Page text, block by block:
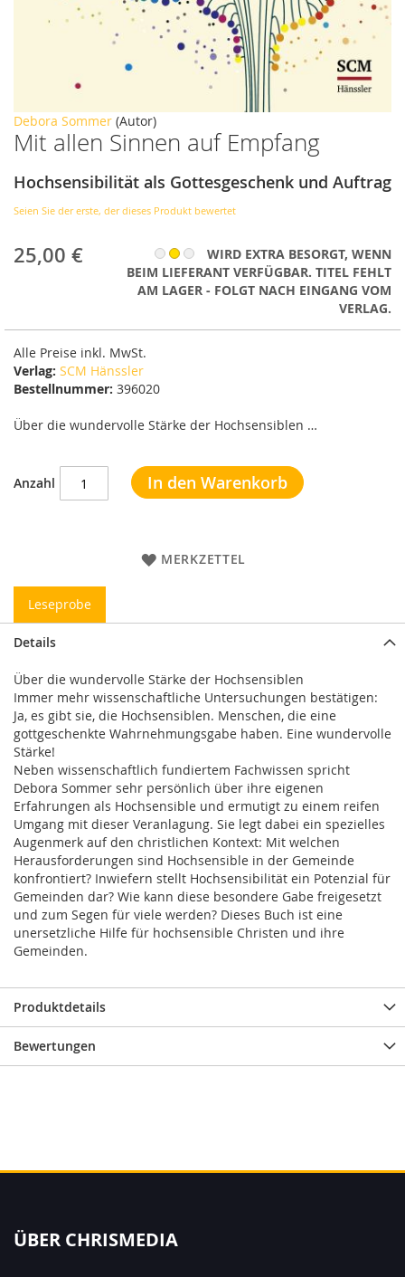
Debora Sommer (Autor)
Mit allen Sinnen auf Empfang
Hochsensibilität als Gottesgeschenk und Auftrag
Seien Sie der erste, der dieses Produkt bewertet
25,00 €
WIRD EXTRA BESORGT, WENN
BEIM LIEFERANT VERFÜGBAR. TITEL FEHLT
AM LAGER - FOLGT NACH EINGANG VOM
VERLAG.
Alle Preise inkl. MwSt.
Verlag: SCM Hänssler
Bestellnummer: 396020
Über die wundervolle Stärke der Hochsensiblen …
Anzahl In den Warenkorb
MERKZETTEL
Leseprobe
Zum
Anfang
der
Bildergalerie
springen
Details
Über die wundervolle Stärke der Hochsensiblen
Immer mehr wissenschaftliche Untersuchungen bestätigen:
Ja, es gibt sie, die Hochsensiblen. Menschen, die eine
gottgeschenkte Wahrnehmungsgabe haben. Eine wundervolle
Stärke!
Neben wissenschaftlich fundiertem Fachwissen spricht
Debora Sommer sehr persönlich über ihre eigenen
Erfahrungen als Hochsensible und ermutigt zu einem reifen
Umgang mit dieser Veranlagung. Sie legt dabei ein spezielles
Augenmerk auf den christlichen Kontext: Mit welchen
Herausforderungen sind Hochsensible in der Gemeinde
konfrontiert? Inwiefern stellt Hochsensibilität ein Potenzial für
Gemeinden dar? Wie kann diese besondere Gabe freigesetzt
und zum Segen für viele werden? Dieses Buch ist eine
unersetzliche Hilfe für hochsensible Christen und ihre
Gemeinden.
Produktdetails
Bewertungen
ÜBER CHRISMEDIA